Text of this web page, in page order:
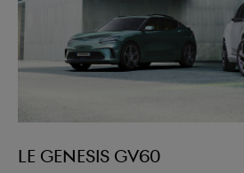
LE GENESIS GV60